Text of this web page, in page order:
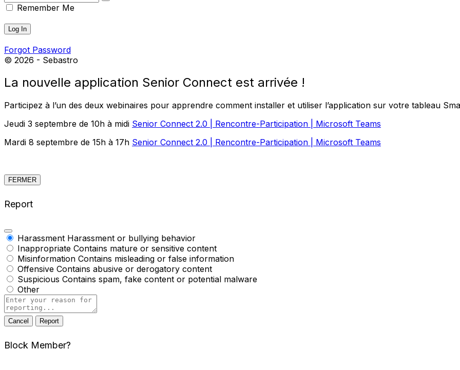
Remember Me
Forgot Password
© 2026 - Sebastro
La nouvelle application Senior Connect est arrivée !
Participez à l’un des deux webinaires pour apprendre comment installer et utiliser l’application sur votre tableau
Jeudi 3 septembre de 10h à midi Senior Connect 2.0 | Rencontre-Participation | Microsoft Teams
Mardi 8 septembre de 15h à 17h Senior Connect 2.0 | Rencontre-Participation | Microsoft Teams
FERMER
Report
Harassment Harassment or bullying behavior
Inappropriate Contains mature or sensitive content
Misinformation Contains misleading or false information
Offensive Contains abusive or derogatory content
Suspicious Contains spam, fake content or potential malware
Other
Report
note
Report
Block Member?